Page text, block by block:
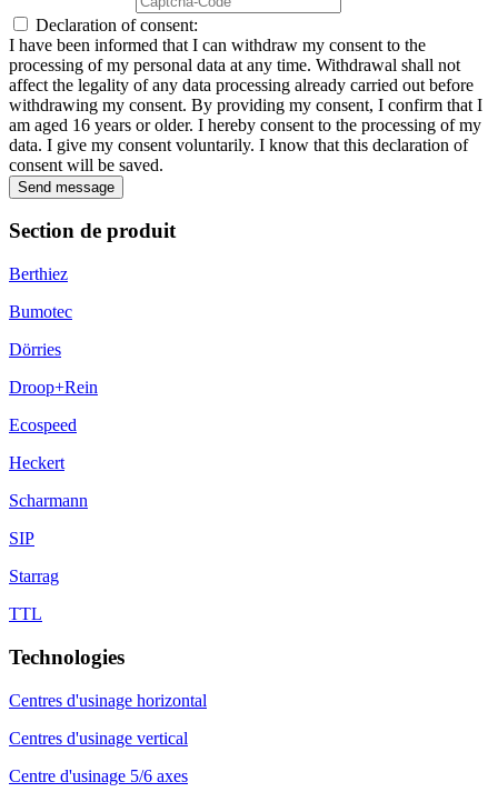
Declaration of consent:
I have been informed that I can withdraw my consent to the
processing of my personal data at any time. Withdrawal shall not
affect the legality of any data processing already carried out before
withdrawing my consent. By providing my consent, I confirm that I
am aged 16 years or older. I hereby consent to the processing of my
data. I give my consent voluntarily. I know that this declaration of
consent will be saved.
Send message
Section de produit
Berthiez
Bumotec
Dörries
Droop+Rein
Ecospeed
Heckert
Scharmann
SIP
Starrag
TTL
Technologies
Centres d'usinage horizontal
Centres d'usinage vertical
Centre d'usinage 5/6 axes